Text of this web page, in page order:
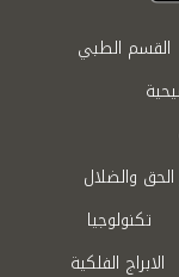
القسم الطبي
الحق والضلال
تكنولوجيا
الابراج الفلكية